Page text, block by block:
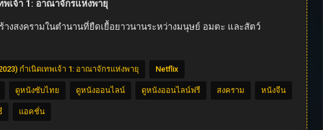
พเจ้า 1: อาณาจักรแห่งพายุ
งสงครามในตำนานที่ยืดเยื้อยาวนานระหว่างมนุษย์ อมตะ และสัตว์
กำเนิดเทพเจ้า 1: อาณาจักรแห่งพายุ Netflix
ดูหนังซับไทย ดูหนังออนไลน์ ดูหนังออนไลน์ฟรี สงคราม หนังจีน
แอคชั่น